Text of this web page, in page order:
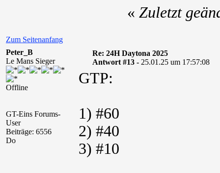
Zum Seitenanfang
« Zuletzt
Peter_B
Le Mans Sieger
Offline
GT-Eins Forums-
User
Beiträge: 6556
Do
Re: 24H Daytona 2025
Antwort #13 - 25.01.25 um 17:57:08
GTP:
1) #60
2) #40
3) #10